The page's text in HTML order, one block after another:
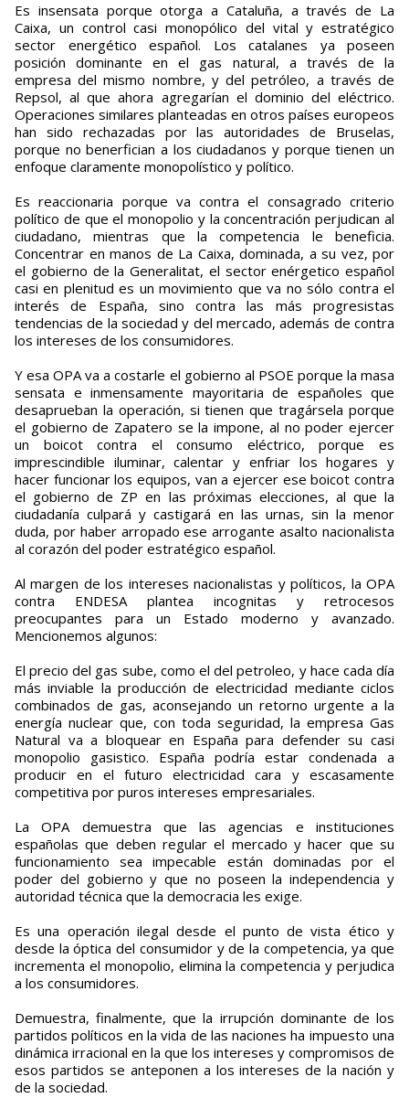
Es insensata porque otorga a Cataluña, a través de La
Caixa, un control casi monopólico del vital y estratégico
sector energético español. Los catalanes ya poseen
posición dominante en el gas natural, a través de la
empresa del mismo nombre, y del petróleo, a través de
Repsol, al que ahora agregarían el dominio del eléctrico.
Operaciones similares planteadas en otros países europeos
han sido rechazadas por las autoridades de Bruselas,
porque no benerfician a los ciudadanos y porque tienen un
enfoque claramente monopolístico y político.
Es reaccionaria porque va contra el consagrado criterio
político de que el monopolio y la concentración perjudican al
ciudadano, mientras que la competencia le beneficia.
Concentrar en manos de La Caixa, dominada, a su vez, por
el gobierno de la Generalitat, el sector enérgetico español
casi en plenitud es un movimiento que va no sólo contra el
interés de España, sino contra las más progresistas
tendencias de la sociedad y del mercado, además de contra
los intereses de los consumidores.
Y esa OPA va a costarle el gobierno al PSOE porque la masa
sensata e inmensamente mayoritaria de españoles que
desaprueban la operación, si tienen que tragársela porque
el gobierno de Zapatero se la impone, al no poder ejercer
un boicot contra el consumo eléctrico, porque es
imprescindible iluminar, calentar y enfriar los hogares y
hacer funcionar los equipos, van a ejercer ese boicot contra
el gobierno de ZP en las próximas elecciones, al que la
ciudadanía culpará y castigará en las urnas, sin la menor
duda, por haber arropado ese arrogante asalto nacionalista
al corazón del poder estratégico español.
Al margen de los intereses nacionalistas y políticos, la OPA
contra ENDESA plantea incognitas y retrocesos
preocupantes para un Estado moderno y avanzado.
Mencionemos algunos:
El precio del gas sube, como el del petroleo, y hace cada día
más inviable la producción de electricidad mediante ciclos
combinados de gas, aconsejando un retorno urgente a la
energía nuclear que, con toda seguridad, la empresa Gas
Natural va a bloquear en España para defender su casi
monopolio gasistico. España podría estar condenada a
producir en el futuro electricidad cara y escasamente
competitiva por puros intereses empresariales.
La OPA demuestra que las agencias e instituciones
españolas que deben regular el mercado y hacer que su
funcionamiento sea impecable están dominadas por el
poder del gobierno y que no poseen la independencia y
autoridad técnica que la democracia les exige.
Es una operación ilegal desde el punto de vista ético y
desde la óptica del consumidor y de la competencia, ya que
incrementa el monopolio, elimina la competencia y perjudica
a los consumidores.
Demuestra, finalmente, que la irrupción dominante de los
partidos políticos en la vida de las naciones ha impuesto una
dinámica irracional en la que los intereses y compromisos de
esos partidos se anteponen a los intereses de la nación y
de la sociedad.